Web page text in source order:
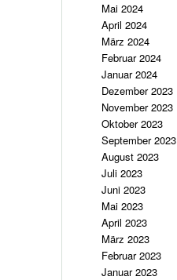
Mai 2024
April 2024
März 2024
Februar 2024
Januar 2024
Dezember 2023
November 2023
Oktober 2023
September 2023
August 2023
Juli 2023
Juni 2023
Mai 2023
April 2023
März 2023
Februar 2023
Januar 2023